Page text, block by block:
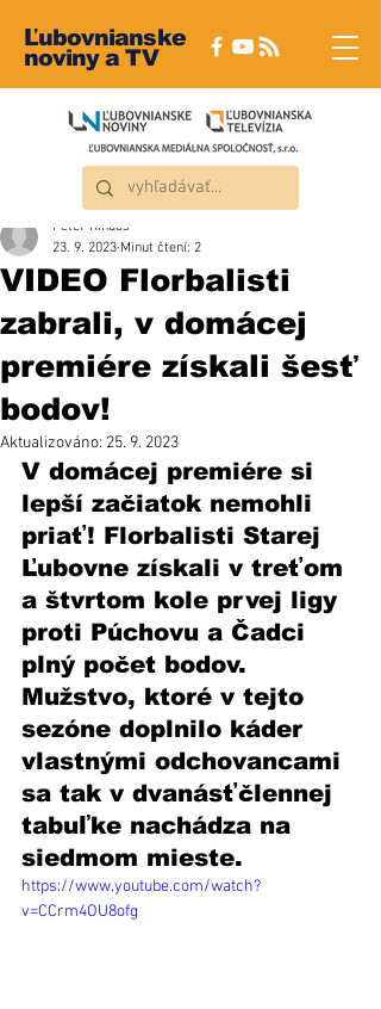
Ľubovnianske
noviny a TV
VIDEO Florbalisti
zabrali, v domácej
premiére získali šesť
bodov!
Peter Rindoš
23. 9. 2023 Minut čtení: 2
Aktualizováno: 25. 9. 2023
V domácej premiére si
lepší začiatok nemohli
priať! Florbalisti Starej
Ľubovne získali v treťom
a štvrtom kole prvej ligy
proti Púchovu a Čadci
plný počet bodov.
Mužstvo, ktoré v tejto
sezóne doplnilo káder
vlastnými odchovancami
sa tak v dvanásťčlennej
tabuľke nachádza na
siedmom mieste.
https://www.youtube.com/watch?
v=CCrm4OU8ofg